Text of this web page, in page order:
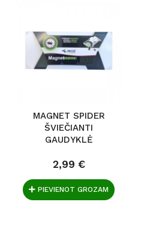
MAGNET SPIDER
ŠVIEČIANTI
GAUDYKLĖ
2,99 €
PIEVIENOT GROZAM